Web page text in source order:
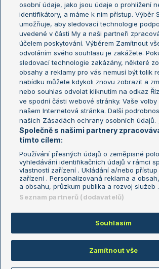
Žebříček WTA (ženy)
Sázkařský žebříček
French Open
Wimbledon
US Open
Turnaj mistrů
Turnaj mistryň
Aktualní trendy
Fotbalové přestupy
Livesport Daily
LS Prague Open
Podmínky užití
Nastavení
GDPR a žurnalistika
Reklama
Kontakt
Informace o
údajů
Copyright © 2008-2026 TenisPortal.cz. Využíváme
osobní údaje, jako jsou údaje o prohlížení
identifikátory, a máme k nim přístup. Výběr
umožňuje, aby sledovací technologie
uvedené v části My a naši partneři
účelem poskytování. Výběrem Zamítnout
odvoláním svého souhlasu je zakážete.
sledovací technologie zakázány, některé
obsahy a reklamy pro vás nemusí být tolik
nabídku můžete kdykoli znovu zobrazit a
nebo souhlas odvolat kliknutím na odkaz
ve spodní části webové stránky. Vaše
našem Internetová stránka. Další
našich Zásadách ochrany osobních údajů.
Společně s našimi partnery
tímto cílem:
Používání přesných údajů o zeměpisné
vyhledávání identifikačních údajů v rámci
vlastností zařízení . Ukládání a/nebo
zařízení . Personalizovaná reklama a
a obsahu, průzkum publika a rozvoj služeb .
Seznam partnerů (dodavatelů)
Souhlasím
Zamítnout vše